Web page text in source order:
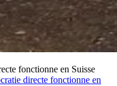
fonctionne en Suisse
directe fonctionne en